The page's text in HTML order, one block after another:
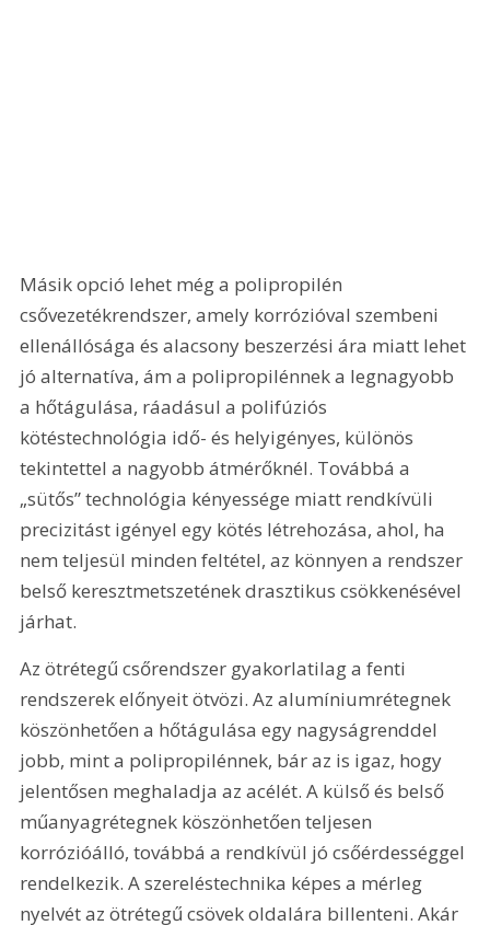
Másik opció lehet még a polipropilén
csővezetékrendszer, amely korrózióval szembeni
ellenállósága és alacsony beszerzési ára miatt lehet
jó alternatíva, ám a polipropilénnek a legnagyobb
a hőtágulása, ráadásul a polifúziós
kötéstechnológia idő- és helyigényes, különös
tekintettel a nagyobb átmérőknél. Továbbá a
„sütős” technológia kényessége miatt rendkívüli
precizitást igényel egy kötés létrehozása, ahol, ha
nem teljesül minden feltétel, az könnyen a rendszer
belső keresztmetszetének drasztikus csökkenésével
járhat.
Az ötrétegű csőrendszer gyakorlatilag a fenti
rendszerek előnyeit ötvözi. Az alumíniumrétegnek
köszönhetően a hőtágulása egy nagyságrenddel
jobb, mint a polipropilénnek, bár az is igaz, hogy
jelentősen meghaladja az acélét. A külső és belső
műanyagrétegnek köszönhetően teljesen
korrózióálló, továbbá a rendkívül jó csőérdességgel
rendelkezik. A szereléstechnika képes a mérleg
nyelvét az ötrétegű csövek oldalára billenteni. Akár